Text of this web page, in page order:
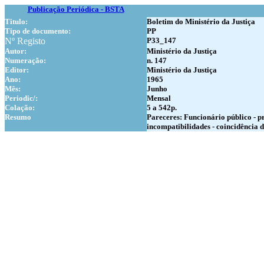
Publicação Periódica - BSTA
Titulo:
Boletim do Ministério da Justiça
Tipo de documento:
PP
Nº Registo
P33_147
Autor:
Ministério da Justiça
Numeração:
n. 147
Editor:
Ministério da Justiça
Ano:
1965
Mês:
Junho
Periodic/:
Mensal
Colação:
5 a 542p.
Resumo
Pareceres: Funcionário público -
incompatibilidades - coincidência